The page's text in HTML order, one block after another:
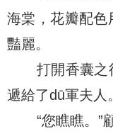
海棠，花瓣配色
豔麗。
打開香囊之
遞給了dū軍夫人。
“您瞧瞧。”